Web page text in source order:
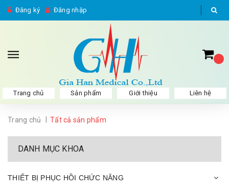
Đăng ký Đăng nhập
Trang chủ Sản phẩm Giới thiệu Liên hệ
Trang chủ Tất cả sản phẩm
DANH MỤC KHOA
THIẾT BỊ PHỤC HỒI CHỨC NĂNG